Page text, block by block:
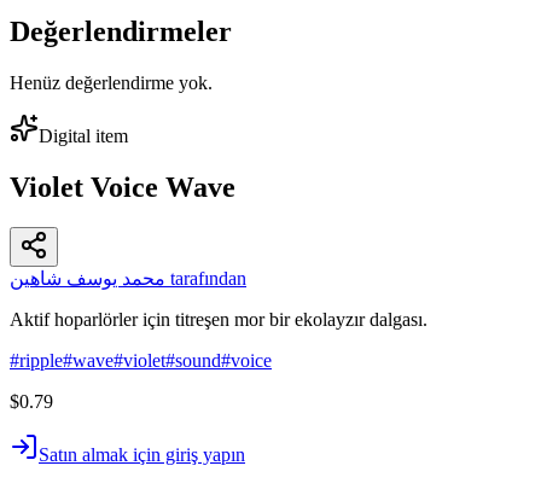
Değerlendirmeler
Henüz değerlendirme yok.
Digital item
Violet Voice Wave
محمد يوسف شاهين tarafından
Aktif hoparlörler için titreşen mor bir ekolayzır dalgası.
#ripple#wave#violet#sound#voice
$0.79
Satın almak için giriş yapın